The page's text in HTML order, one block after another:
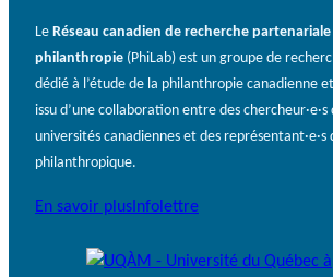
Le Réseau canadien de recherche
philanthropie (PhiLab) est un groupe de
dédié à l’étude de la philanthropie canadienne
issu d’une collaboration entre des
universités canadiennes et des représentant·e·s
philanthropique.
En savoir plus Infolettre